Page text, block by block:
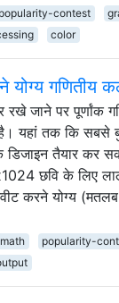
popularity-contest
color
योग्य गणितीय
रखे जाने पर पूर्णांक
यहां तक ​​कि सबसे
डिजाइन तैयार कर
छवि के लिए
करने योग्य
math
popularity-